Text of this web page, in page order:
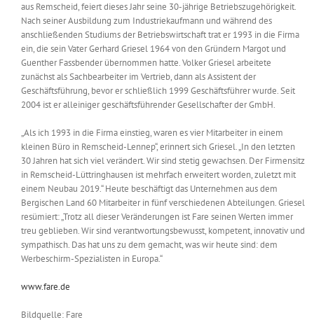
Product Guide
Jobshop
aus Remscheid, feiert dieses Jahr seine 30-jährige Betriebszugehörigkeit.
Nach seiner Ausbildung zum Industriekaufmann und während des
anschließenden Studiums der Betriebswirtschaft trat er 1993 in die Firma
ein, die sein Vater Gerhard Griesel 1964 von den Gründern Margot und
Guenther Fassbender übernommen hatte. Volker Griesel arbeitete
zunächst als Sachbearbeiter im Vertrieb, dann als Assistent der
Geschäftsführung, bevor er schließlich 1999 Geschäftsführer wurde. Seit
2004 ist er alleiniger geschäftsführender Gesellschafter der GmbH.
„Als ich 1993 in die Firma einstieg, waren es vier Mitarbeiter in einem
kleinen Büro in Remscheid-Lennep“, erinnert sich Griesel. „In den letzten
30 Jahren hat sich viel verändert. Wir sind stetig gewachsen. Der Firmensitz
in Remscheid-Lüttringhausen ist mehrfach erweitert worden, zuletzt mit
einem Neubau 2019.“ Heute beschäftigt das Unternehmen aus dem
Bergischen Land 60 Mitarbeiter in fünf verschiedenen Abteilungen. Griesel
resümiert: „Trotz all dieser Veränderungen ist Fare seinen Werten immer
treu geblieben. Wir sind verantwortungsbewusst, kompetent, innovativ und
sympathisch. Das hat uns zu dem gemacht, was wir heute sind: dem
Werbeschirm-Spezialisten in Europa.“
www.fare.de
Bildquelle: Fare